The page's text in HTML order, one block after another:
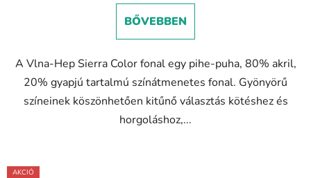
BŐVEBBEN
A Vlna-Hep Sierra Color fonal egy pihe-puha, 80% akril,
20% gyapjú tartalmú színátmenetes fonal. Gyönyörű
színeinek köszönhetően kitűnő választás kötéshez és
horgoláshoz,...
AKCIÓ